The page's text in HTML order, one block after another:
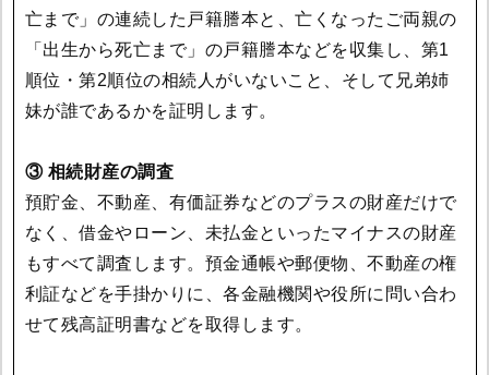
亡まで」の連続した戸籍謄本と、亡くなったご両親の
「出生から死亡まで」の戸籍謄本などを収集し、第1
順位・第2順位の相続人がいないこと、そして兄弟姉
妹が誰であるかを証明します。
③ 相続財産の調査
預貯金、不動産、有価証券などのプラスの財産だけで
なく、借金やローン、未払金といったマイナスの財産
もすべて調査します。預金通帳や郵便物、不動産の権
利証などを手掛かりに、各金融機関や役所に問い合わ
せて残高証明書などを取得します。